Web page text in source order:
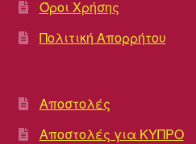
Όροι Χρήσης
Πολιτική Απορρήτου
Αποστολές
Αποστολές για ΚΥΠΡΟ